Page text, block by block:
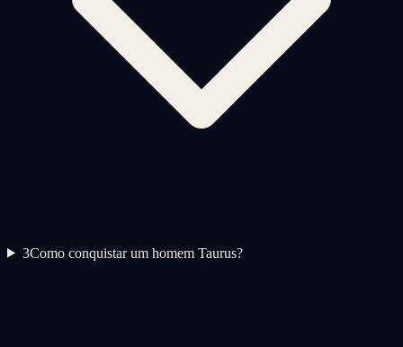
3Como conquistar um homem Taurus?